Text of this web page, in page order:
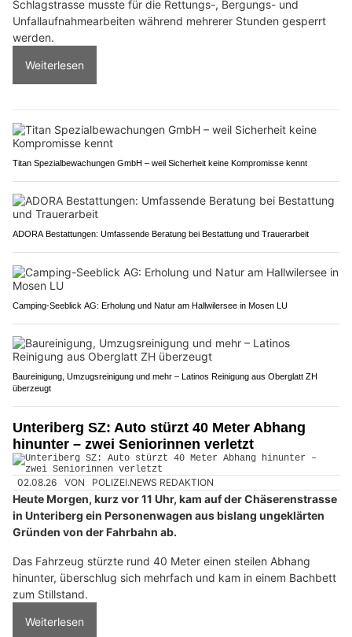
Schlagstrasse musste für die Rettungs-, Bergungs- und
Unfallaufnahmearbeiten während mehrerer Stunden gesperrt
werden.
Weiterlesen
Titan Spezialbewachungen GmbH – weil Sicherheit keine Kompromisse kennt
ADORA Bestattungen: Umfassende Beratung bei Bestattung und Trauerarbeit
Camping-Seeblick AG: Erholung und Natur am Hallwilersee in Mosen LU
Baureinigung, Umzugsreinigung und mehr – Latinos Reinigung aus Oberglatt ZH
überzeugt
Unteriberg SZ: Auto stürzt 40 Meter Abhang
hinunter – zwei Seniorinnen verletzt
02.08.26 VON POLIZEI.NEWS REDAKTION
Heute Morgen, kurz vor 11 Uhr, kam auf der Chäserenstrasse
in Unteriberg ein Personenwagen aus bislang ungeklärten
Gründen von der Fahrbahn ab.
Das Fahrzeug stürzte rund 40 Meter einen steilen Abhang
hinunter, überschlug sich mehrfach und kam in einem Bachbett
zum Stillstand.
Weiterlesen